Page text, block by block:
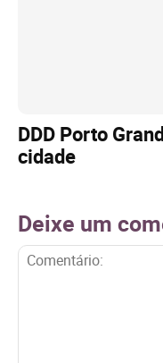
DDD Porto
cidade
Deixe um